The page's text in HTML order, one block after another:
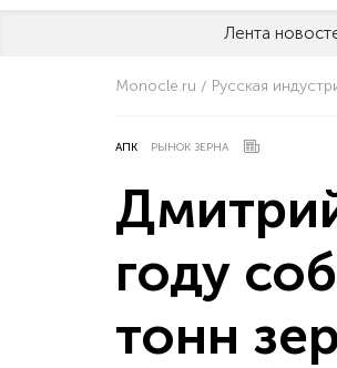
Лента
Monocle.ru Русская
АПК РЫНОК ЗЕРНА
году
тонн